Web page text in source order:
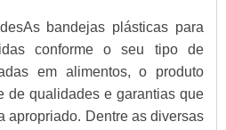
bandejas plásticas para
conforme o seu tipo de
em alimentos, o produto
de qualidades e garantias que
apropriado. Dentre as diversas